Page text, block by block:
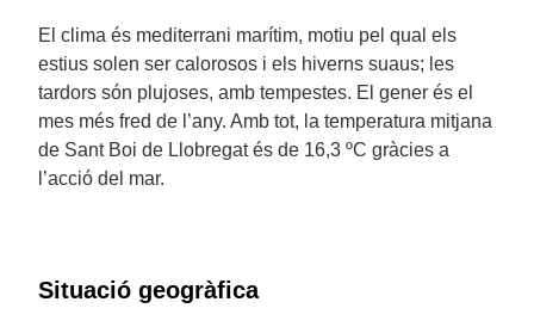
El clima és mediterrani marítim, motiu pel qual els
estius solen ser calorosos i els hiverns suaus; les
tardors són plujoses, amb tempestes. El gener és el
mes més fred de l’any. Amb tot, la temperatura mitjana
de Sant Boi de Llobregat és de 16,3 ºC gràcies a
l’acció del mar.
Situació geogràfica